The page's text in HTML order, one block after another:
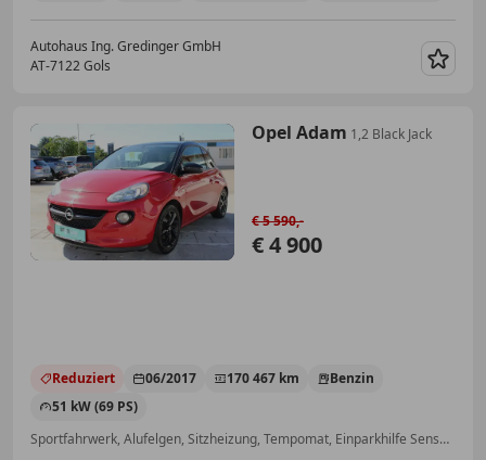
Autohaus Ing. Gredinger GmbH
AT-7122 Gols
Opel Adam 1,2 Black Jack
€ 4 900
€ 5 590,-
Reduziert 06/2017 170 467 km
Benzin
51 kW (69 PS)
Sportfahrwerk, Alufelgen, Sitzheizung, Tempomat, Einparkhilfe Sensoren hinten, Reifendruckkontrollsystem, Elektrische Fensterheber, Zentralverriegelung